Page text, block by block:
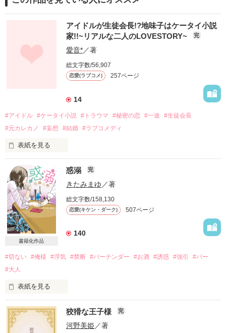
アイドルが生徒会長!?地味子はケータイ小説
家!!~リアルな二人のLOVESTORY~
完
愛音*／著
総文字数/56,907
恋愛(ラブコメ) 257ページ
14
#アイドル #ケータイ小説 #トラウマ #秘密の恋 #一途
#生徒会長
#元カレカノ
#妄想 #結婚 #ラブコメディ
表紙を見る
ケータイ小説サイト『ペガサス』
ここではちょっと有名なケータイ小説家
ＨＮはYOU☆
本名は香住夕海（カスミユウミ）１７歳
ひょんことからウチの学院の生徒会長の
渡瀬涼雅（ワタセリョウガ）の
ヒミツを知ってしまった！！？
書籍化作品
惑溺 完
きたみまゆ ／著
総文字数/158,130
恋愛(キケン・ダーク) 507ページ
140
#切ない #俺様 #浮気 #禁断 #バーテンダー #お酒 #誘惑 #強引
#バー
#大人
表紙を見る
『本当に嫌なら、
もっと必死で抵抗しろよ』
狡猾な王子様 完
河野美姫／著